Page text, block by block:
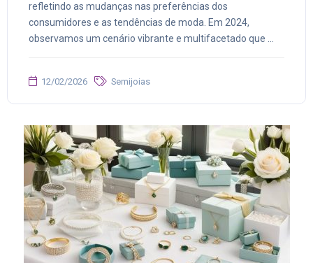
refletindo as mudanças nas preferências dos
consumidores e as tendências de moda. Em 2024,
observamos um cenário vibrante e multifacetado que ...
12/02/2026 Semijoias